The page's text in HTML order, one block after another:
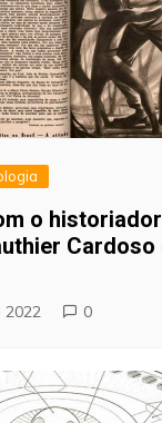
o
Cardoso
2022 0